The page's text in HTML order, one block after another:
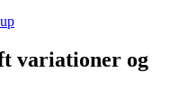
variationer og